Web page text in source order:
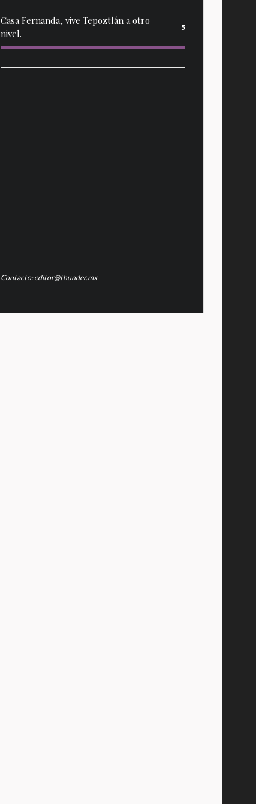
Casa Fernanda, vive Tepoztlán a otro
nivel.
5
Contacto: editor@thunder.mx